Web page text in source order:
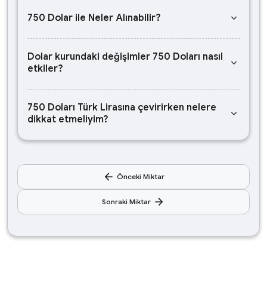
750 Dolar ile Neler Alınabilir? keyboard_arrow_down
Dolar kurundaki değişimler 750 Doları nasıl
etkiler?
keyboard_arrow_down
750 Doları Türk Lirasına çevirirken nelere
dikkat etmeliyim?
keyboard_arrow_down
arrow_back Önceki Miktar
Sonraki Miktar arrow_forward